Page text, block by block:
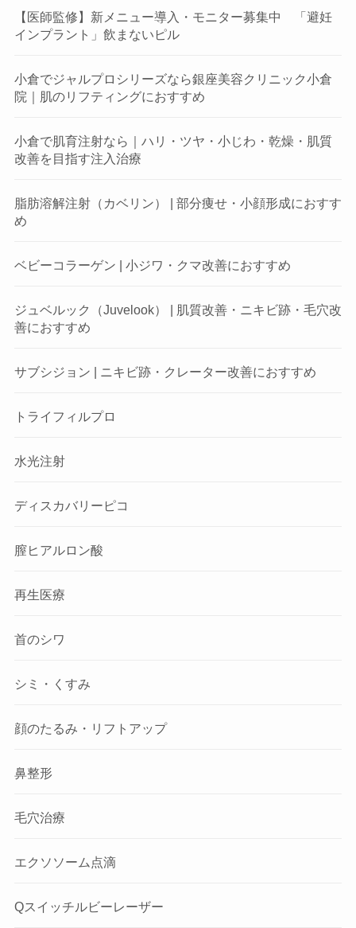
【医師監修】新メニュー導入・モニター募集中 「避妊
インプラント」飲まないピル
小倉でジャルプロシリーズなら銀座美容クリニック小倉
院｜肌のリフティングにおすすめ
小倉で肌育注射なら｜ハリ・ツヤ・小じわ・乾燥・肌質
改善を目指す注入治療
脂肪溶解注射（カベリン） | 部分痩せ・小顔形成におすす
め
ベビーコラーゲン | 小ジワ・クマ改善におすすめ
ジュベルック（Juvelook） | 肌質改善・ニキビ跡・毛穴改
善におすすめ
サブシジョン | ニキビ跡・クレーター改善におすすめ
トライフィルプロ
水光注射
ディスカバリーピコ
膣ヒアルロン酸
再生医療
首のシワ
シミ・くすみ
顔のたるみ・リフトアップ
鼻整形
毛穴治療
エクソソーム点滴
Qスイッチルビーレーザー